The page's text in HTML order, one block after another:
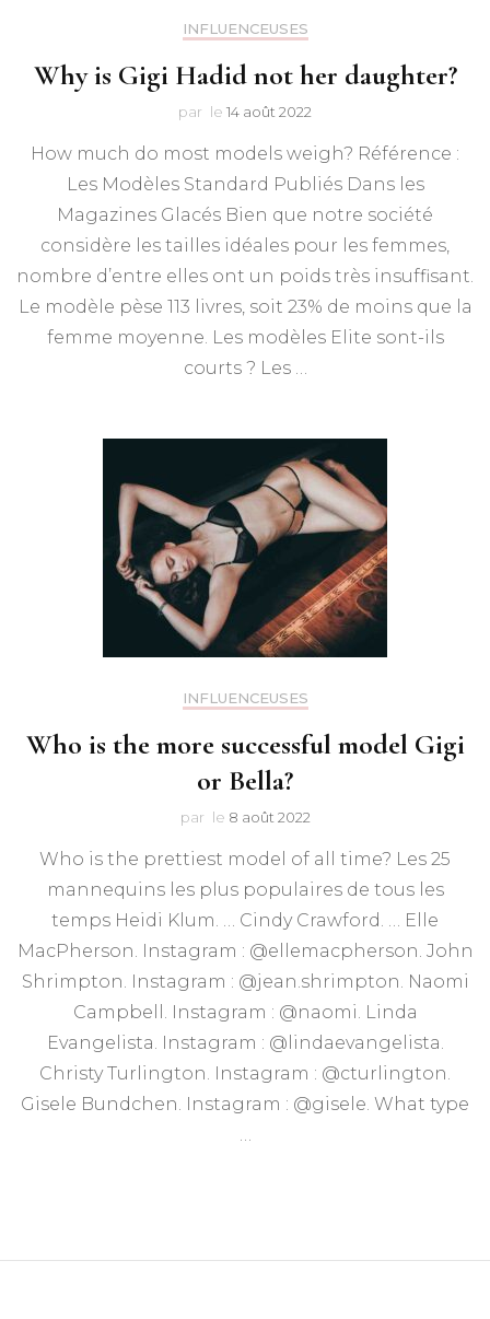
INFLUENCEUSES
Why is Gigi Hadid not her daughter?
par le 14 août 2022
How much do most models weigh? Référence :
Les Modèles Standard Publiés Dans les
Magazines Glacés Bien que notre société
considère les tailles idéales pour les femmes,
nombre d’entre elles ont un poids très insuffisant.
Le modèle pèse 113 livres, soit 23% de moins que la
femme moyenne. Les modèles Elite sont-ils
courts ? Les …
INFLUENCEUSES
Who is the more successful model Gigi
or Bella?
par le 8 août 2022
Who is the prettiest model of all time? Les 25
mannequins les plus populaires de tous les
temps Heidi Klum. … Cindy Crawford. … Elle
MacPherson. Instagram : @ellemacpherson. John
Shrimpton. Instagram : @jean.shrimpton. Naomi
Campbell. Instagram : @naomi. Linda
Evangelista. Instagram : @lindaevangelista.
Christy Turlington. Instagram : @cturlington.
Gisele Bundchen. Instagram : @gisele. What type
…